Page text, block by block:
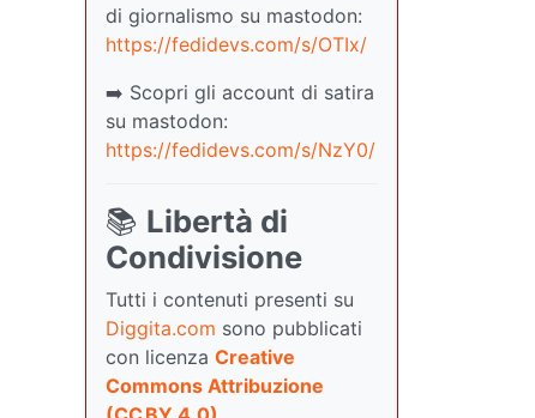
di giornalismo su mastodon:
https://fedidevs.com/s/OTIx/
➡️ Scopri gli account di satira
su mastodon:
https://fedidevs.com/s/NzY0/
📚 Libertà di
Condivisione
Tutti i contenuti presenti su
Diggita.com sono pubblicati
con licenza Creative
Commons Attribuzione